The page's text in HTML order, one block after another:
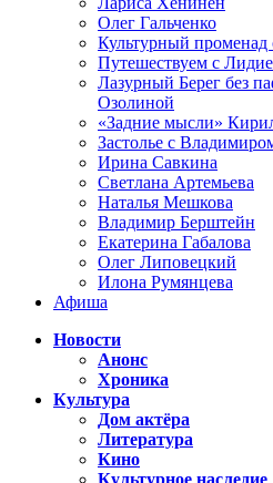
Олег Гальченко
Культурный променад
Путешествуем с
Лазурный Берег без
Озолиной
«Задние мысли»
Застолье с
Ирина Савкина
Светлана Артемьева
Наталья Мешкова
Владимир Берштейн
Екатерина Габалова
Олег Липовецкий
Илона Румянцева
Афиша
Новости
Анонс
Хроника
Культура
Дом актёра
Литература
Кино